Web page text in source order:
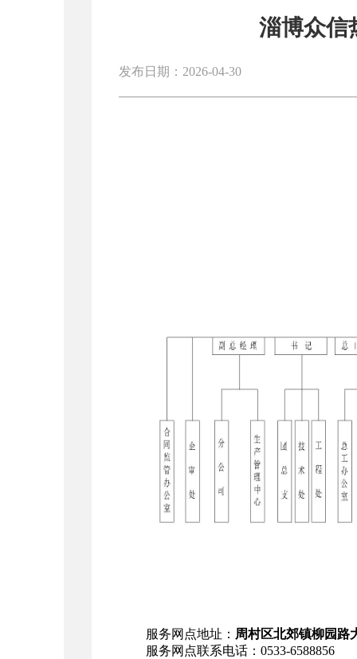
淄博众信
发布日期：2026-04-30
服务网点地址： 周村区北郊镇柳园路
服务网点联系电话：0533-6588856